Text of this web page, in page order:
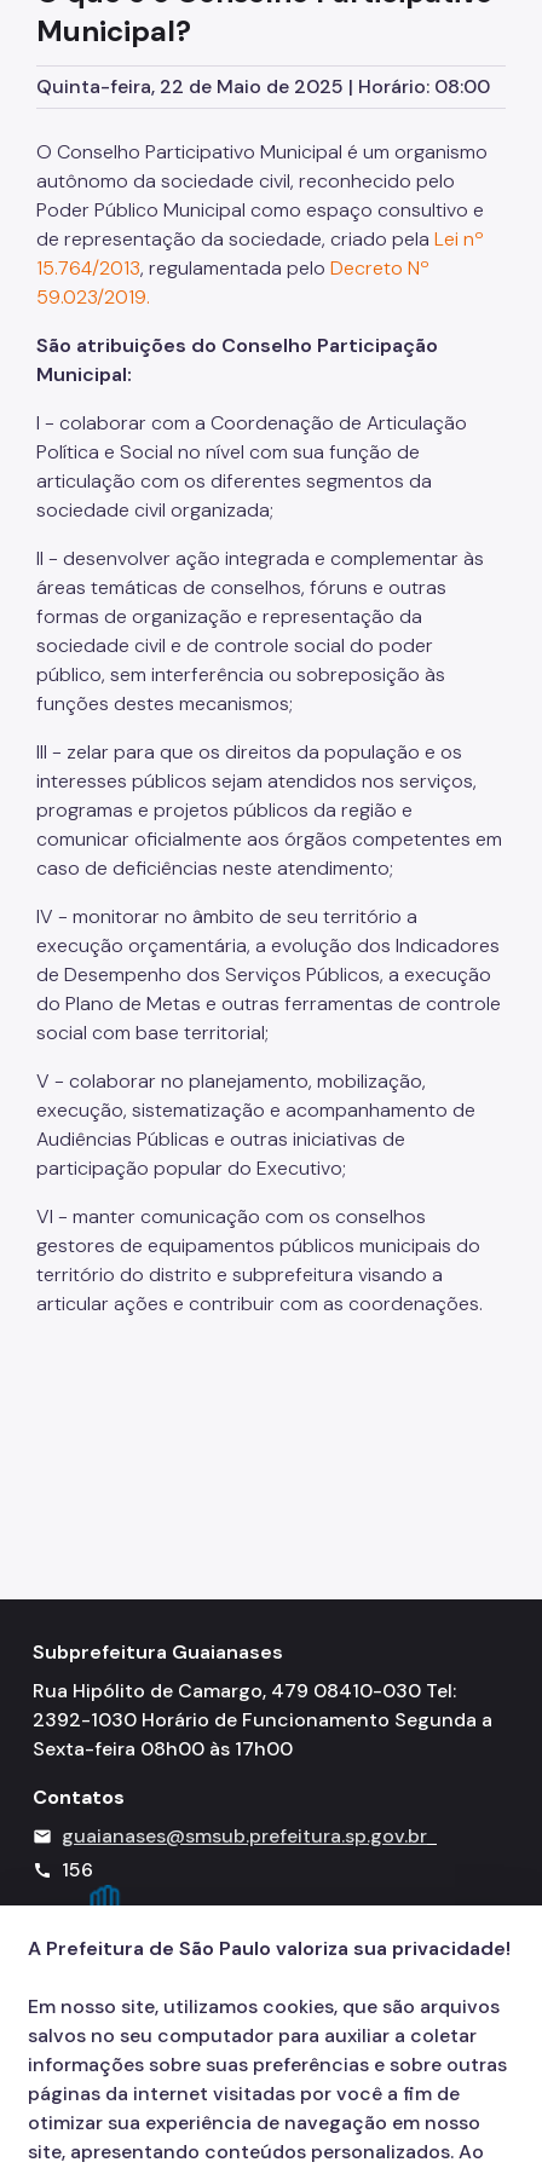
SP Mais Fácil
Zeladoria Urbana
Programa de Metas
Notícias
Municipal?
Quinta-feira, 22 de Maio de 2025 | Horário: 08:00
O Conselho Participativo Municipal é um organismo
autônomo da sociedade civil, reconhecido pelo
Poder Público Municipal como espaço consultivo e
de representação da sociedade, criado pela Lei nº
15.764/2013, regulamentada pelo Decreto Nº
59.023/2019.
São atribuições do Conselho Participação
Municipal:
I - colaborar com a Coordenação de Articulação
Política e Social no nível com sua função de
articulação com os diferentes segmentos da
sociedade civil organizada;
II - desenvolver ação integrada e complementar às
áreas temáticas de conselhos, fóruns e outras
formas de organização e representação da
sociedade civil e de controle social do poder
público, sem interferência ou sobreposição às
funções destes mecanismos;
III - zelar para que os direitos da população e os
interesses públicos sejam atendidos nos serviços,
programas e projetos públicos da região e
comunicar oficialmente aos órgãos competentes em
caso de deficiências neste atendimento;
IV - monitorar no âmbito de seu território a
execução orçamentária, a evolução dos Indicadores
de Desempenho dos Serviços Públicos, a execução
do Plano de Metas e outras ferramentas de controle
social com base territorial;
V - colaborar no planejamento, mobilização,
execução, sistematização e acompanhamento de
Audiências Públicas e outras iniciativas de
participação popular do Executivo;
VI - manter comunicação com os conselhos
gestores de equipamentos públicos municipais do
território do distrito e subprefeitura visando a
articular ações e contribuir com as coordenações.
Subprefeitura Guaianases
Rua Hipólito de Camargo, 479 08410-030 Tel:
2392-1030 Horário de Funcionamento Segunda a
Sexta-feira 08h00 às 17h00
Contatos
mail guaianases@smsub.prefeitura.sp.gov.br
call 156
A Prefeitura de São Paulo valoriza sua privacidade!
Em nosso site, utilizamos cookies, que são arquivos
salvos no seu computador para auxiliar a coletar
informações sobre suas preferências e sobre outras
páginas da internet visitadas por você a fim de
otimizar sua experiência de navegação em nosso
site, apresentando conteúdos personalizados. Ao